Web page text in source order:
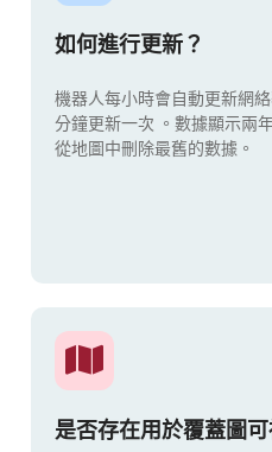
如何進行更新？
機器人每小時會自動更新網
分鐘更新一次 。數據顯示兩
從地圖中刪除最舊的數據。
是否存在用於覆蓋圖